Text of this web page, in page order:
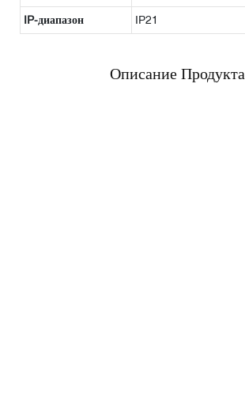
IP-диапазон IP21
Описание Продукта